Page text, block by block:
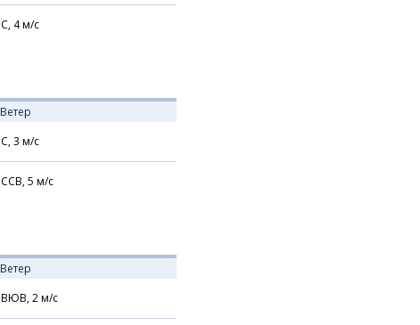
С, 4м/с
Ветер
С, 3 м/с
ССВ, 5 м/с
Ветер
ВЮВ, 2м/с